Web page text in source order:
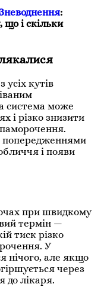
:
і скільки
усіх кутів
система може
і різко знизити
попередженнями
і появи
при швидкому
термін —
тиск різко
У
нічого, але якщо
через
до лікаря.